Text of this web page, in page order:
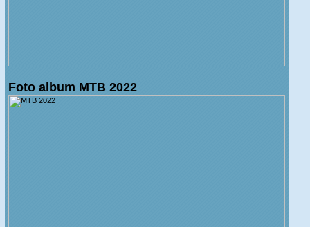
Foto album MTB 2022